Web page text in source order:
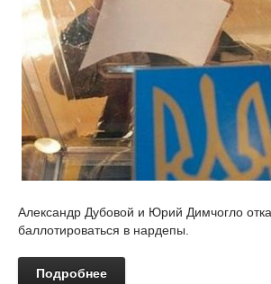
Александр Дубовой и Юрий Димчогло
баллотироваться в нардепы.
Подробнее